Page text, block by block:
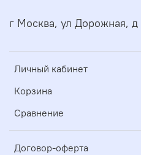
Личный кабинет
Корзина
Сравнение
Договор-оферта
г Москва, ул Дорожная, д